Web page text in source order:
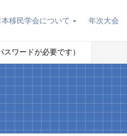
本移民学会について 年次大会
ワードが必要です）